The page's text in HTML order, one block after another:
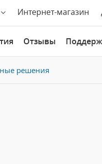
Интернет-магазин
Отзывы
решения